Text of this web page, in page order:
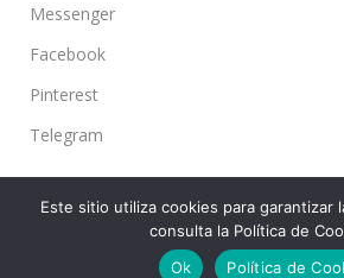
Messenger
Facebook
Pinterest
Telegram
2022 Created ByCMS.
Este sitio utiliza cookies para garantizar
consulta la Política de
Ok
Política de